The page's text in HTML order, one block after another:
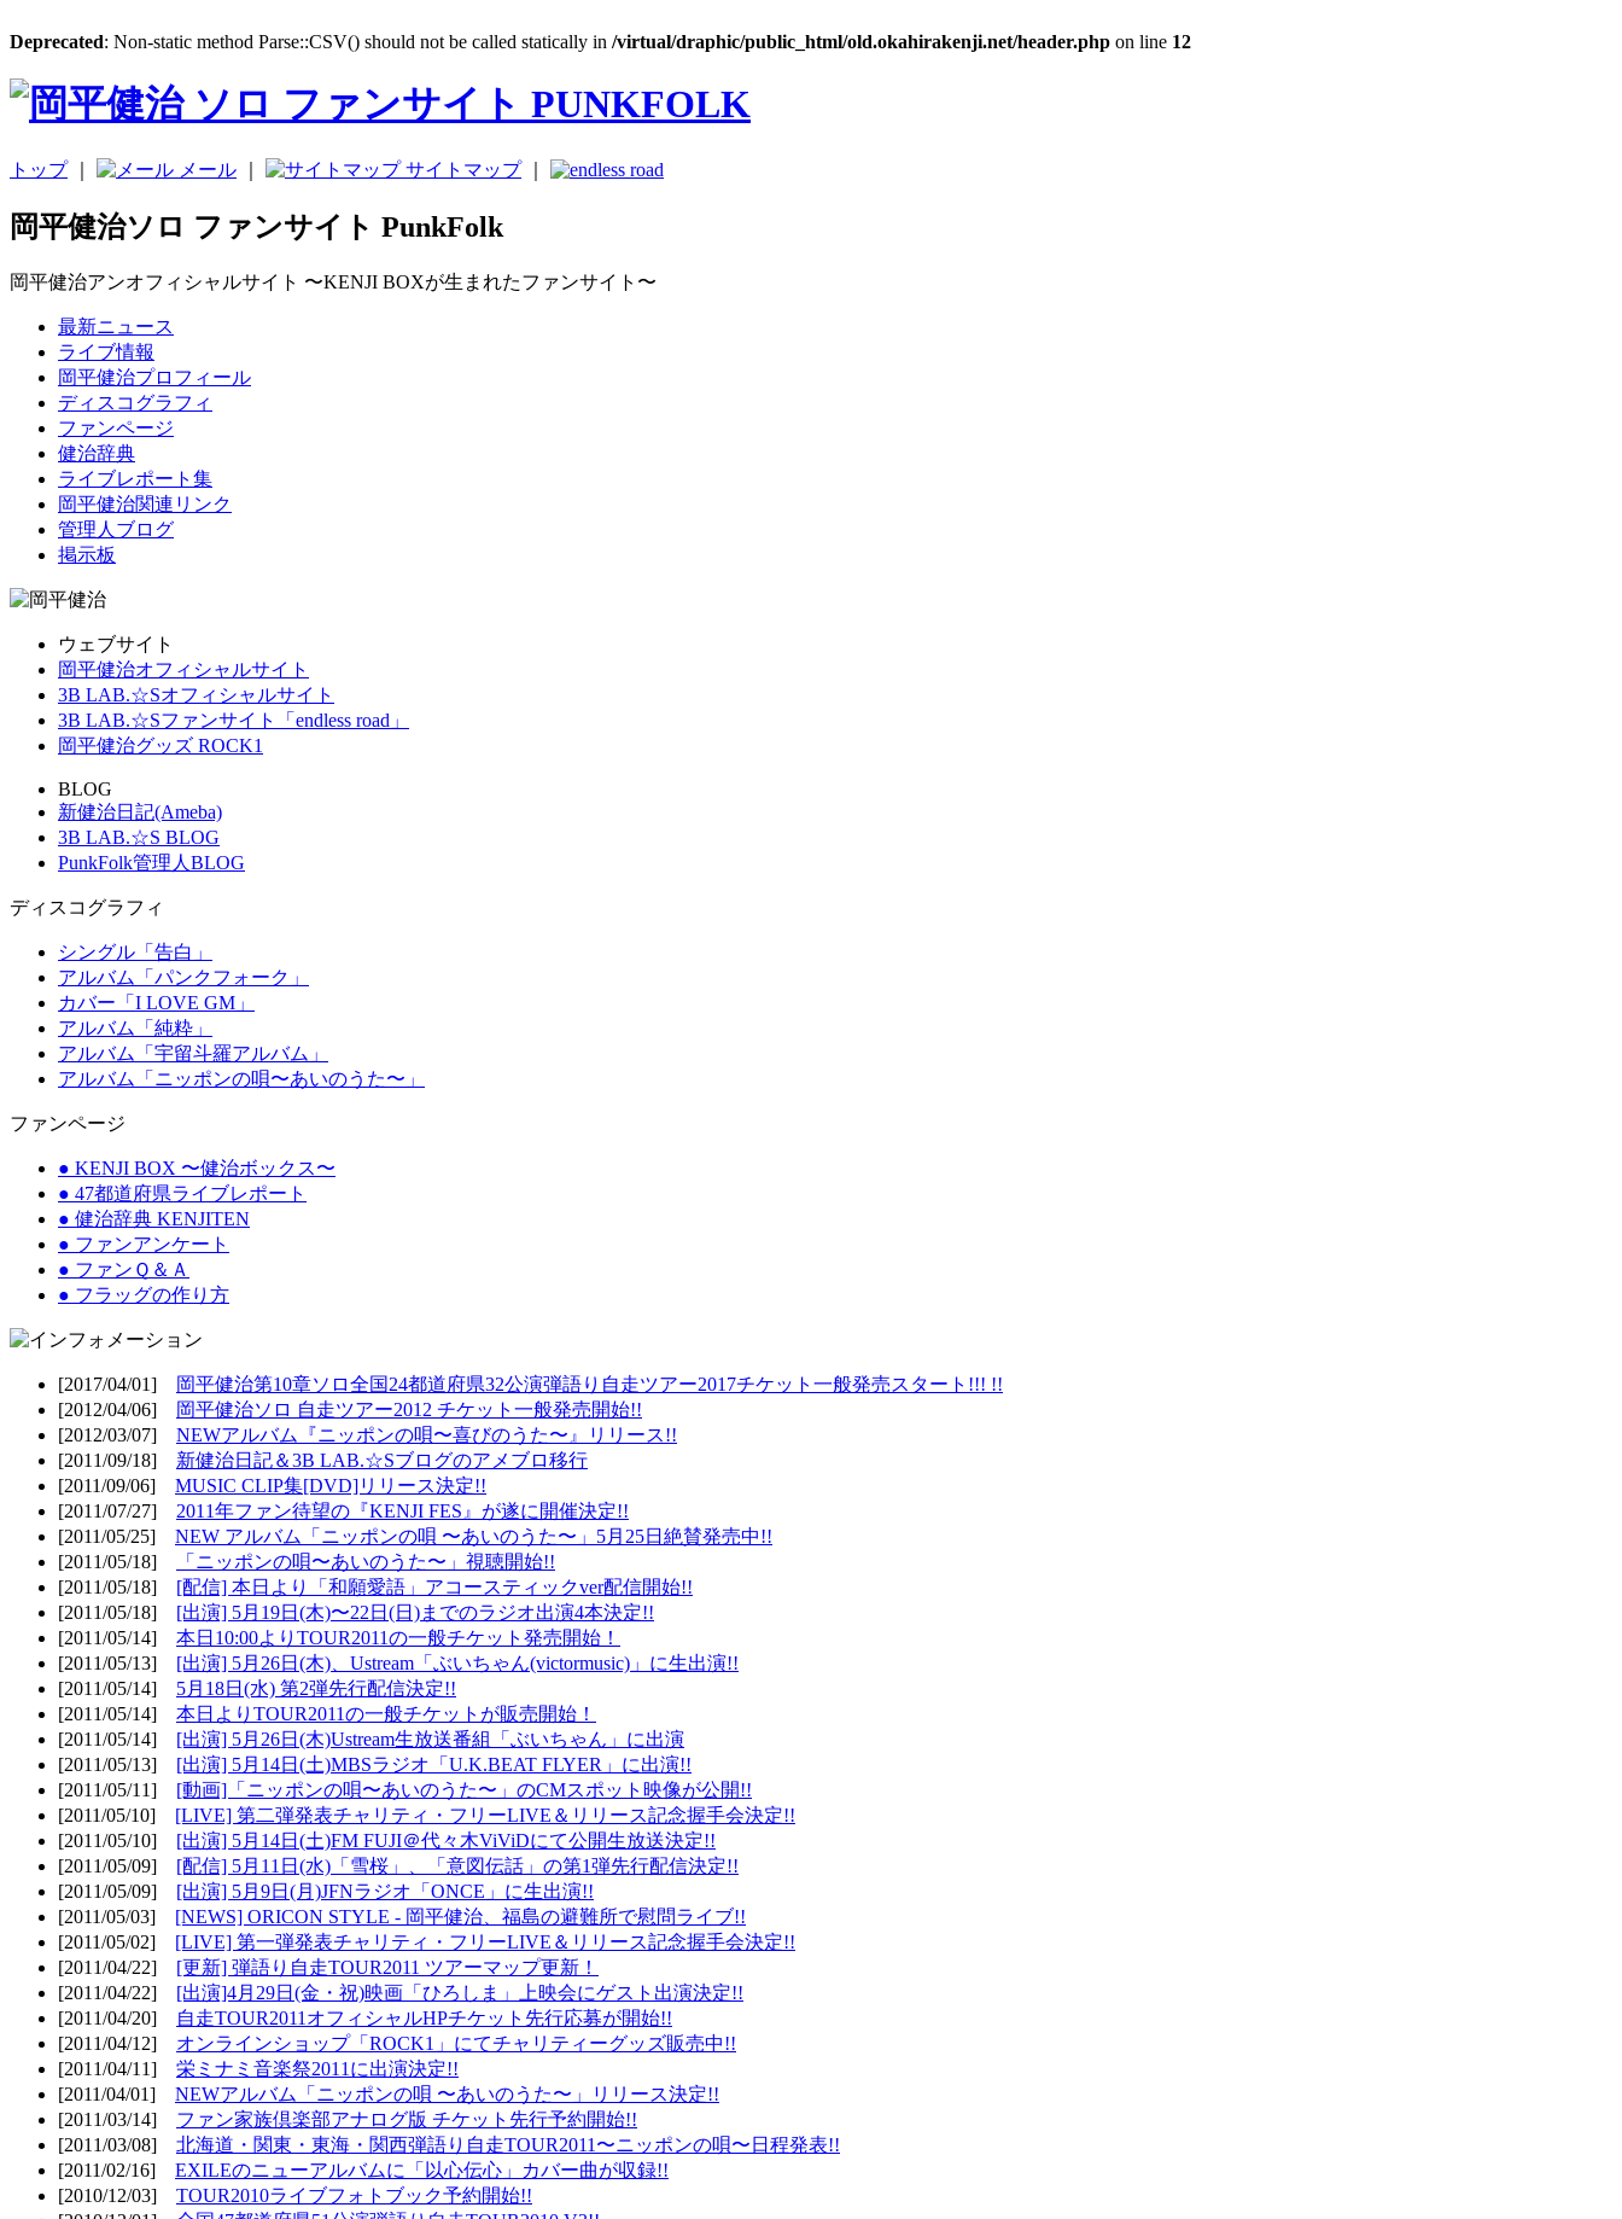
Deprecated: Non-static method Parse::CSV() should not be called statically in /virtual/draphic/public_html/old.okahirakenji.net/header.php on line 12
トップ｜ メール サイトマップ｜
岡平健治ソロ ファンサイト PunkFolk
岡平健治アンオフィシャルサイト 〜KENJI BOXが生まれたファンサイト〜
最新ニュース
ライブ情報
岡平健治プロフィール
ディスコグラフィ
ファンページ
健治辞典
ライブレポート集
岡平健治関連リンク
管理人ブログ
掲示板
ウェブサイト
岡平健治オフィシャルサイト
3B LAB.☆Sオフィシャルサイト
3B LAB.☆Sファンサイト「endless road」
岡平健治グッズ ROCK1
BLOG
新健治日記(Ameba)
3B LAB.☆S BLOG
PunkFolk管理人BLOG
ディスコグラフィ
シングル「告白」
アルバム「パンクフォーク」
カバー「I LOVE GM」
アルバム「純粋」
アルバム「宇留斗羅アルバム」
アルバム「ニッポンの唄〜あいのうた〜」
ファンページ
● KENJI BOX 〜健治ボックス〜
● 47都道府県ライブレポート
● 健治辞典 KENJITEN
● ファンアンケート
● ファンＱ＆Ａ
● フラッグの作り方
[2017/04/01]
岡平健治第10章ソロ全国24都道府県32公演弾語り自走ツアー2017チケット一般発売スタート!!! !!
[2012/04/06]
岡平健治ソロ 自走ツアー2012 チケット一般発売開始!!
[2012/03/07] NEWアルバム『ニッポンの唄〜喜びのうた〜』リリース!!
[2011/09/18] 新健治日記＆3B LAB.☆Sブログのアメブロ移行
[2011/09/06] MUSIC CLIP集[DVD]リリース決定!!
[2011/07/27] 2011年ファン待望の『KENJI FES』が遂に開催決定!!
[2011/05/25] NEW アルバム「ニッポンの唄 〜あいのうた〜」5月25日絶賛発売中!!
[2011/05/18]
「ニッポンの唄〜あいのうた〜」視聴開始!!
[2011/05/18] [配信] 本日より「和願愛語」アコースティックver配信開始!!
[2011/05/18] [出演] 5月19日(木)〜22日(日)までのラジオ出演4本決定!!
[2011/05/14] 本日10:00よりTOUR2011の一般チケット発売開始！
[2011/05/13] [出演] 5月26日(木)、Ustream「ぶいちゃん(victormusic)」に生出演!!
[2011/05/14] 5月18日(水) 第2弾先行配信決定!!
[2011/05/14] 本日よりTOUR2011の一般チケットが販売開始！
[2011/05/14] [出演] 5月26日(木)Ustream生放送番組「ぶいちゃん」に出演
[2011/05/13] [出演] 5月14日(土)MBSラジオ「U.K.BEAT FLYER」に出演!!
[2011/05/11] [動画]「ニッポンの唄〜あいのうた〜」のCMスポット映像が公開!!
[2011/05/10] [LIVE] 第二弾発表チャリティ・フリーLIVE＆リリース記念握手会決定!!
[2011/05/10] [出演] 5月14日(土)FM FUJI＠代々木ViViDにて公開生放送決定!!
[2011/05/09] [配信] 5月11日(水)「雪桜」、「意図伝話」の第1弾先行配信決定!!
[2011/05/09] [出演] 5月9日(月)JFNラジオ「ONCE」に生出演!!
[2011/05/03] [NEWS] ORICON STYLE - 岡平健治、福島の避難所で慰問ライブ!!
[2011/05/02] [LIVE] 第一弾発表チャリティ・フリーLIVE＆リリース記念握手会決定!!
[2011/04/22] [更新] 弾語り自走TOUR2011 ツアーマップ更新！
[2011/04/22] [出演]4月29日(金・祝)映画「ひろしま」上映会にゲスト出演決定!!
[2011/04/20]
自走TOUR2011オフィシャルHPチケット先行応募が開始!!
[2011/04/12] オンラインショップ「ROCK1」にてチャリティーグッズ販売中!!
[2011/04/11] 栄ミナミ音楽祭2011に出演決定!!
[2011/04/01] NEWアルバム「ニッポンの唄 〜あいのうた〜」リリース決定!!
[2011/03/14] ファン家族倶楽部アナログ版 チケット先行予約開始!!
[2011/03/08] 北海道・関東・東海・関西弾語り自走TOUR2011〜ニッポンの唄〜日程発表!!
[2011/02/16] EXILEのニューアルバムに「以心伝心」カバー曲が収録!!
[2010/12/03] TOUR2010ライブフォトブック予約開始!!